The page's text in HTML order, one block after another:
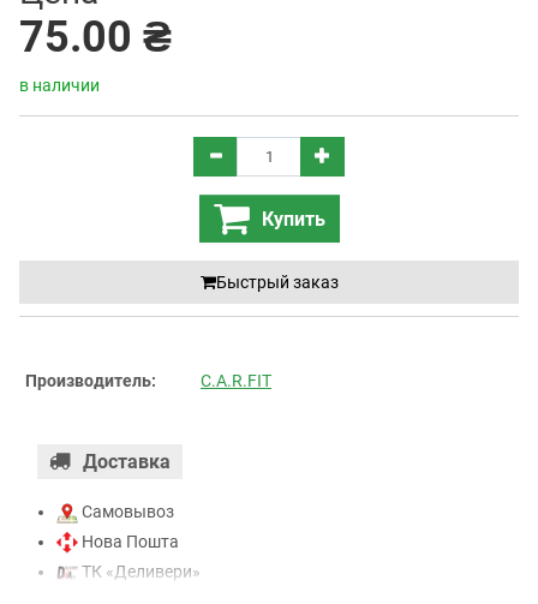
75.00 ₴
в наличии
Купить
Быстрый заказ
Производитель: C.A.R.FIT
Доставка
Самовывоз
Нова Пошта
ТК «Деливери»